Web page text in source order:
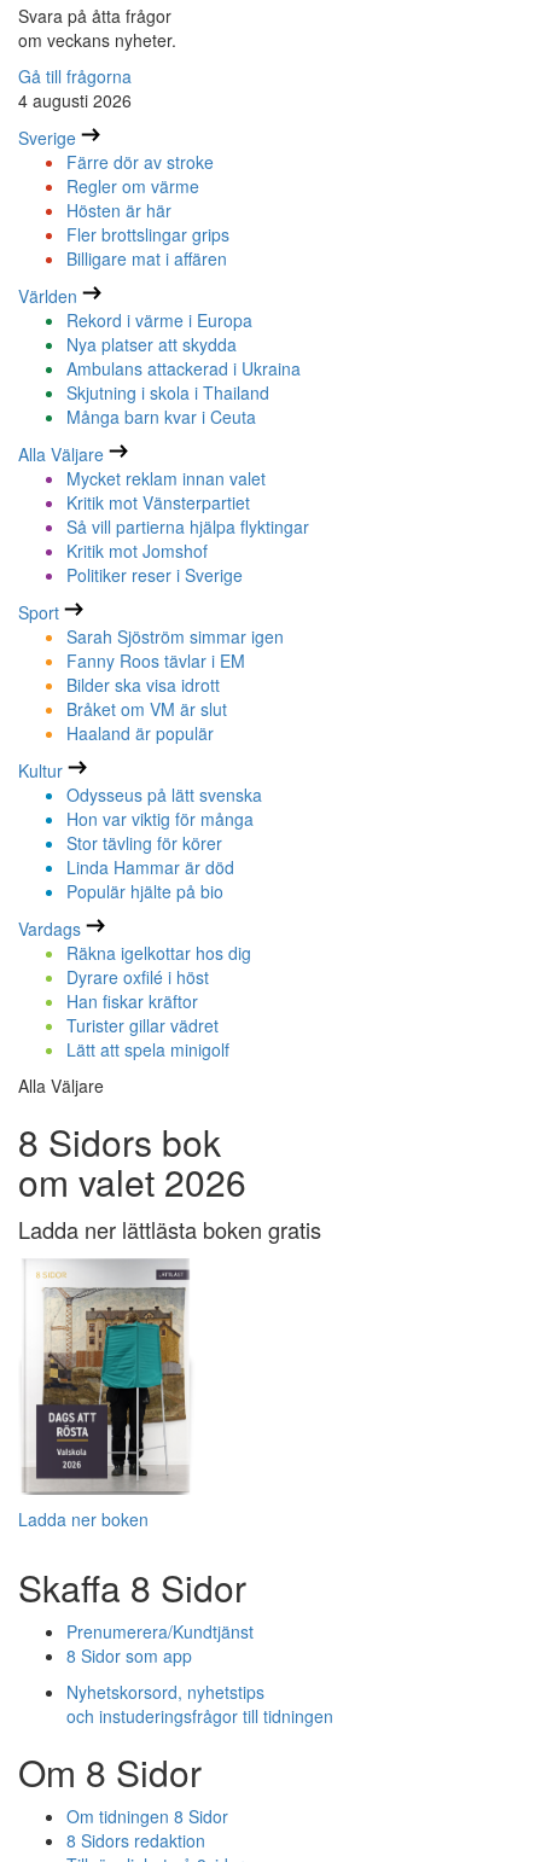
Svara på åtta frågor
om veckans nyheter.
Gå till frågorna
4 augusti 2026
Sverige
Färre dör av stroke
Regler om värme
Hösten är här
Fler brottslingar grips
Billigare mat i affären
Världen
Rekord i värme i Europa
Nya platser att skydda
Ambulans attackerad i Ukraina
Skjutning i skola i Thailand
Många barn kvar i Ceuta
Alla Väljare
Mycket reklam innan valet
Kritik mot Vänsterpartiet
Så vill partierna hjälpa flyktingar
Kritik mot Jomshof
Politiker reser i Sverige
Sport
Sarah Sjöström simmar igen
Fanny Roos tävlar i EM
Bilder ska visa idrott
Bråket om VM är slut
Haaland är populär
Kultur
Odysseus på lätt svenska
Hon var viktig för många
Stor tävling för körer
Linda Hammar är död
Populär hjälte på bio
Vardags
Räkna igelkottar hos dig
Dyrare oxfilé i höst
Han fiskar kräftor
Turister gillar vädret
Lätt att spela minigolf
Alla Väljare
8 Sidors bok
om valet 2026
Ladda ner lättlästa boken gratis
Ladda ner boken
Skaffa 8 Sidor
Prenumerera/Kundtjänst
8 Sidor som app
Nyhetskorsord, nyhetstips
och instuderingsfrågor till tidningen
Om 8 Sidor
Om tidningen 8 Sidor
8 Sidors redaktion